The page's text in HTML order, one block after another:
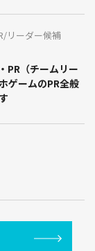
リーダー候補
PR（チームリー
ゲームのPR全般